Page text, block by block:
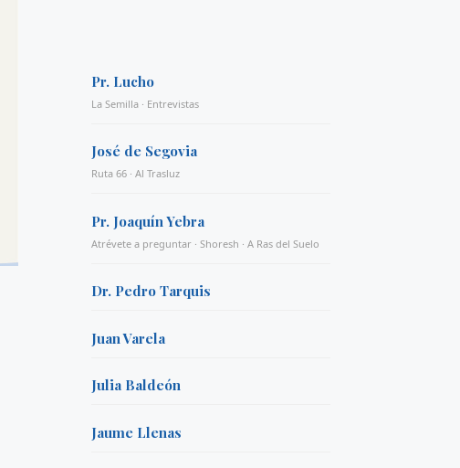
Pr. Lucho
La Semilla · Entrevistas
José de Segovia
Ruta 66 · Al Trasluz
Pr. Joaquín Yebra
Atrévete a preguntar · Shoresh · A Ras del Suelo
Dr. Pedro Tarquis
Juan Varela
Julia Baldeón
Jaume Llenas